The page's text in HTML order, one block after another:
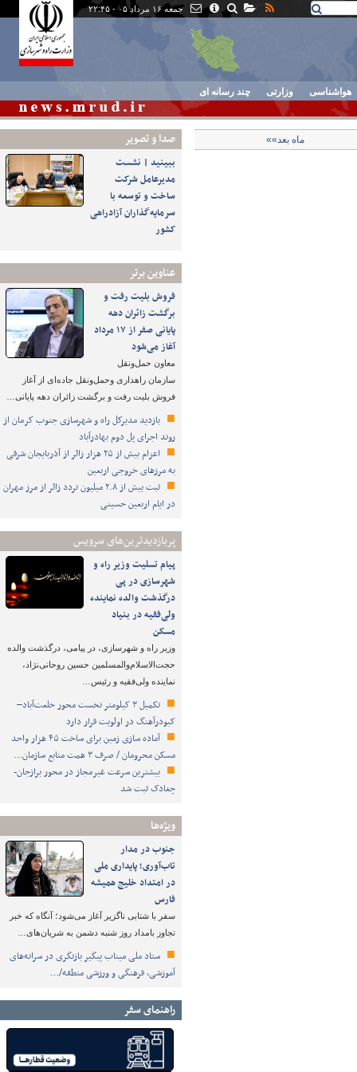
جمعه ۱۶ مرداد ۰۵ - ۲۲:۴۵
هواشناسی وزارتی چند رسانه ای
صدا و تصوير
ببینید | نشست
مدیرعامل شرکت
ساخت و توسعه با
سرمایه‌گذاران آزادراهی
کشور
عناوین برتر
فروش بلیت رفت و
برگشت زائران دهه
پایانی صفر از ۱۷ مرداد
آغاز می‌شود
معاون حمل‌ونقل
سازمان راهداری وحمل‌ونقل جاده‌ای از آغاز
فروش بلیت رفت و برگشت زائران دهه پایانی…
بازدید مدیرکل راه و شهرسازی جنوب کرمان از
روند اجرای پل دوم بهادرآباد
اعزام بیش از ۲۵ هزار زائر از آذربایجان شرقی
به مرزهای خروجی اربعین
ثبت بیش از ۲.۸ میلیون تردد زائر از مرز مهران
در ایام اربعین حسینی
پربازدیدترین‌های سرویس
پیام تسلیت وزیر راه و
شهرسازی در پی
درگذشت والده نماینده
ولی‌فقیه در بنیاد
مسکن
وزیر راه و شهرسازی، در پیامی، درگذشت والده
حجت‌الاسلام‌والمسلمین حسین روحانی‌نژاد،
نماینده ولی‌فقیه و رئیس…
تکمیل ۳ کیلومتر نخست محور خلعت‌آباد–
کبودرآهنگ در اولویت قرار دارد
آماده سازی زمین برای ساخت ۴۵ هزار واحد
مسکن محرومان / صرف ۳ همت منابع سازمان…
بیشترین سرعت غیرمجاز در محور برازجان-
چغادک ثبت شد
ویژه‌ها
جنوب در مدار
تاب‌آوری؛ پایداری ملی
در امتداد خلیج همیشه
فارس
سفر با شتابی ناگزیر آغاز می‌شود؛ آنگاه که خبر
تجاوز بامداد روز شنبه دشمن به شریان‌های…
ستاد ملی میناب پیگیر بازنگری در سرانه‌های
آموزشی، فرهنگی و ورزشی منطقه/…
راهنمای سفر
ماه بعد»»